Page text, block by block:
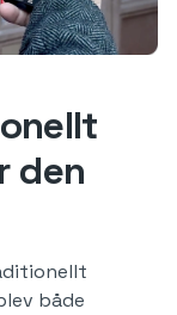
den
både